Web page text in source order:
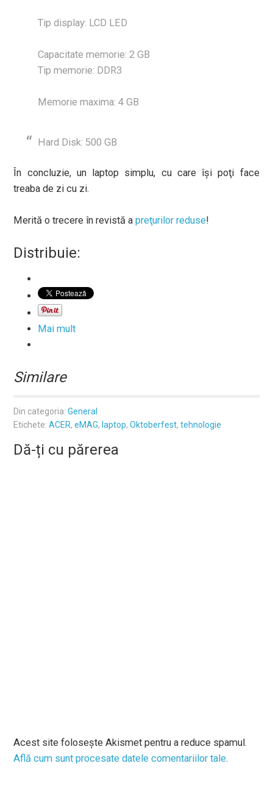
Tip display: LCD LED
Capacitate memorie: 2 GB
Tip memorie: DDR3
Memorie maxima: 4 GB
Hard Disk: 500 GB
În concluzie, un laptop simplu, cu care îşi poţi face
treaba de zi cu zi.
Merită o trecere în revistă apreţurilor reduse!
Distribuie:
Mai mult
Similare
Din categoria:General
Etichete:ACER,eMAG, laptop,Oktoberfest,tehnologie
Dă-ți cu părerea
Acest site folosește Akismet pentru a reduce spamul.
Află cum sunt procesate datele comentariilor tale.